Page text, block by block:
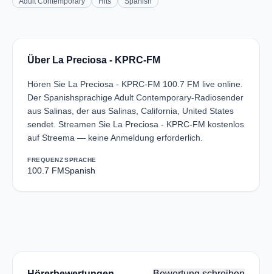
Über La Preciosa - KPRC-FM
Hören Sie La Preciosa - KPRC-FM 100.7 FM live online.
Der Spanishsprachige Adult Contemporary-Radiosender
aus Salinas, der aus Salinas, California, United States
sendet. Streamen Sie La Preciosa - KPRC-FM kostenlos
auf Streema — keine Anmeldung erforderlich.
FREQUENZ
100.7 FM
SPRACHE
Spanish